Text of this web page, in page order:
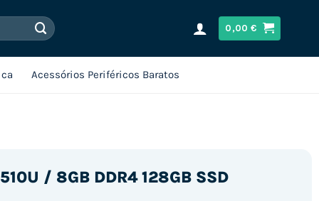
0,00€
Acessórios Periféricos Baratos
/ 8GB DDR4 128GB SSD